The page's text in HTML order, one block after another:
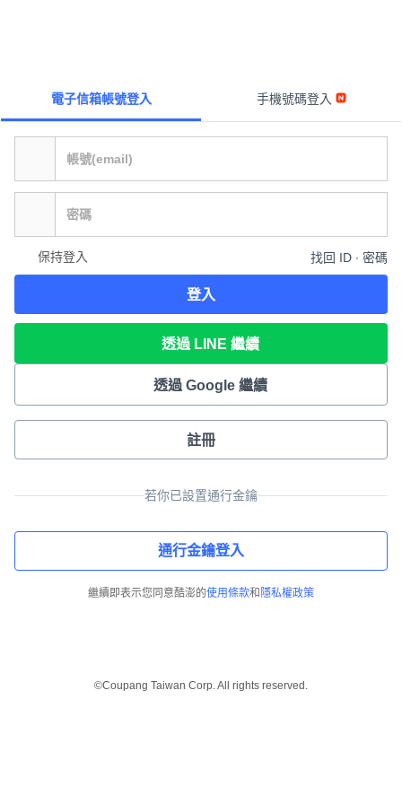
電子信箱帳號登入 手機號碼登入
保持登入 找回 ID ∙ 密碼
登入
透過 LINE 繼續
透過 Google 繼續
註冊
若你已設置通行金鑰
通行金鑰登入
繼續即表示您同意酷澎的使用條款和 隱私權政策
©Coupang Taiwan Corp. All rights reserved.